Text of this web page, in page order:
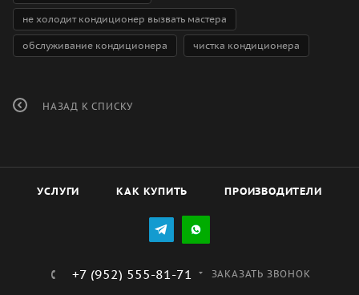
не холодит кондиционер вызвать мастера
обслуживание кондиционера чистка кондиционера
НАЗАД К СПИСКУ
УСЛУГИ КАК КУПИТЬ ПРОИЗВОДИТЕЛИ
+7 (952) 555-81-71 ЗАКАЗАТЬ ЗВОНОК